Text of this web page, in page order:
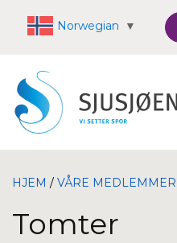
Norwegian ▼
HJEM / VÅRE MEDLEMMER
Tomter